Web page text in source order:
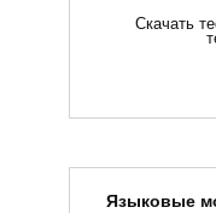
Скачать
Языковые